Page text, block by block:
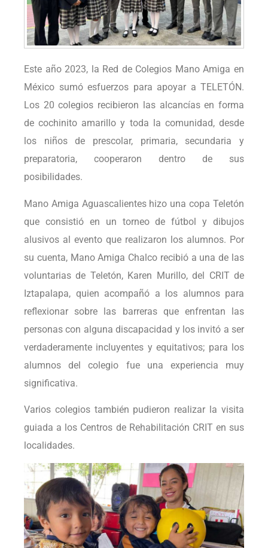
Este año 2023, la Red de Colegios Mano Amiga en
México sumó esfuerzos para apoyar a TELETÓN.
Los 20 colegios recibieron las alcancías en forma
de cochinito amarillo y toda la comunidad, desde
los niños de prescolar, primaria, secundaria y
preparatoria, cooperaron dentro de sus
posibilidades.
Mano Amiga Aguascalientes hizo una copa Teletón
que consistió en un torneo de fútbol y dibujos
alusivos al evento que realizaron los alumnos. Por
su cuenta, Mano Amiga Chalco recibió a una de las
voluntarias de Teletón, Karen Murillo, del CRIT de
Iztapalapa, quien acompañó a los alumnos para
reflexionar sobre las barreras que enfrentan las
personas con alguna discapacidad y los invitó a ser
verdaderamente incluyentes y equitativos; para los
alumnos del colegio fue una experiencia muy
significativa.
Varios colegios también pudieron realizar la visita
guiada a los Centros de Rehabilitación CRIT en sus
localidades.